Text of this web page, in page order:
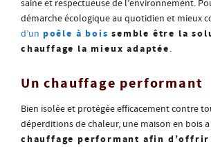
saine et respectueuse de l’environnement.
démarche écologique au quotidien et mieux
d’un poêle à bois semble être la
chauffage la mieux adaptée.
Un chauffage performant
Bien isolée et protégée efficacement contre
déperditions de chaleur, une maison en bois a
chauffage performant afin d’offrir